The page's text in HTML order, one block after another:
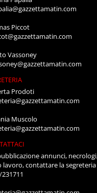
Piccot
Vassoney
Prodoti
Muscolo
annunci,
lavoro, contattare la